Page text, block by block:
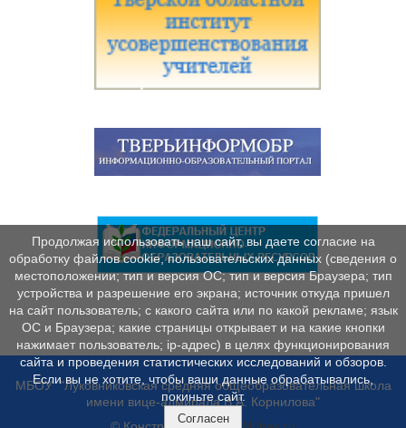
МБОУ "Луковниковская средняя общеобразовательная школа
имени вице-адмирала В.А. Корнилова"
Продолжая использовать наш сайт, вы даете согласие на
обработку файлов cookie, пользовательских данных (сведения о
местоположении; тип и версия ОС; тип и версия Браузера; тип
устройства и разрешение его экрана; источник откуда пришел
на сайт пользователь; с какого сайта или по какой рекламе; язык
ОС и Браузера; какие страницы открывает и на какие кнопки
нажимает пользователь; ip-адрес) в целях функционирования
сайта и проведения статистических исследований и обзоров.
Если вы не хотите, чтобы ваши данные обрабатывались,
покиньте сайт.
Согласен